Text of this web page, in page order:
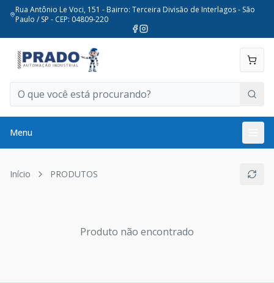
Rua Antônio Le Voci, 151 - Bairro: Terceira Divisão de Interlagos - São
Paulo / SP - CEP: 04809-220
Menu
Início PRODUTOS
Produto não encontrado